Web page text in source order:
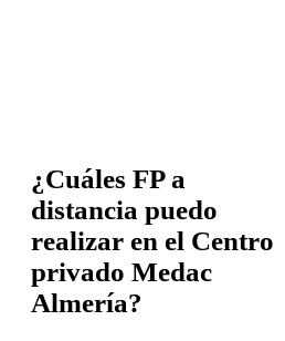
¿Cuáles FP a
distancia puedo
realizar en el Centro
privado Medac
Almería?